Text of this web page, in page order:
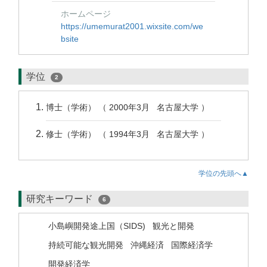
ホームページ
https://umemurat2001.wixsite.com/we
bsite
学位 2
博士（学術） （ 2000年3月 名古屋大学 ）
修士（学術） （ 1994年3月 名古屋大学 ）
学位の先頭へ▲
研究キーワード 6
小島嶼開発途上国（SIDS)
観光と開発
持続可能な観光開発
沖縄経済
国際経済学
開発経済学